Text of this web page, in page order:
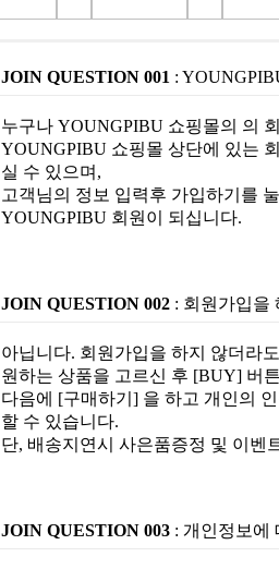
JOIN QUESTION 001 :
누구나 YOUNGPIBU 쇼핑몰의 의
YOUNGPIBU 쇼핑몰 상단에 있는
실 수 있으며,
고객님의 정보 입력후 가입하기를
YOUNGPIBU 회원이 되십니다.
JOIN QUESTION 002: 회원가입을
아닙니다. 회원가입을 하지 않더라
원하는 상품을 고르신 후 [BUY] 버
다음에 [구매하기] 을 하고 개인의
할 수 있습니다.
단, 배송지연시 사은품증정 및 이벤
JOIN QUESTION 003: 개인정보에